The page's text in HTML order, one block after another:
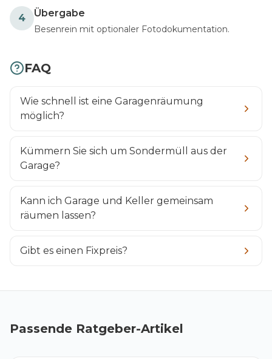
4 Übergabe
Besenrein mit optionaler Fotodokumentation.
FAQ
Wie schnell ist eine Garagenräumung
möglich?
Kümmern Sie sich um Sondermüll aus der
Garage?
Kann ich Garage und Keller gemeinsam
räumen lassen?
Gibt es einen Fixpreis?
Passende Ratgeber-Artikel